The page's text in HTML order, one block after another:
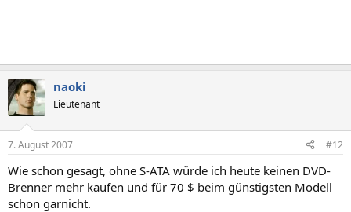
naoki
Lieutenant
7. August 2007 #12
Wie schon gesagt, ohne S-ATA würde ich heute keinen DVD-
Brenner mehr kaufen und für 70 $ beim günstigsten Modell
schon garnicht.